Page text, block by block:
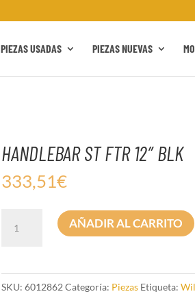
PIEZAS USADAS PIEZAS NUEVAS
HANDLEBAR ST FTR 12″ BLK
333,51€
HANDLEBAR
BLK
AÑADIR AL CARRITO
SKU: 6012862 Categoría: Piezas Etiqueta: